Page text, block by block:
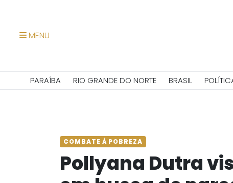
MENU
PARAÍBA RIO GRANDE DO NORTE BRASIL
COMBATE À POBREZA
Pollyana Dutra